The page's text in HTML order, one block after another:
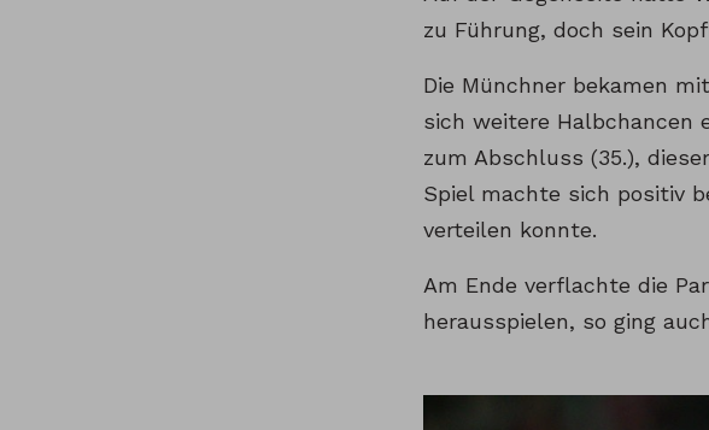
zu Führung, doch sein
Die Münchner bekamen
sich weitere Halbchancen
zum Abschluss (35.),
Spiel machte sich positiv
verteilen konnte.
Am Ende verflachte die
herausspielen, so ging